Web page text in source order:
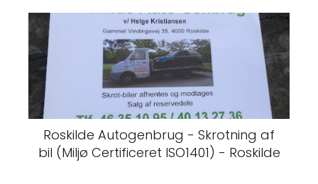
Roskilde Autogenbrug - Skrotning af
bil (Miljø Certificeret ISO1401) - Roskilde